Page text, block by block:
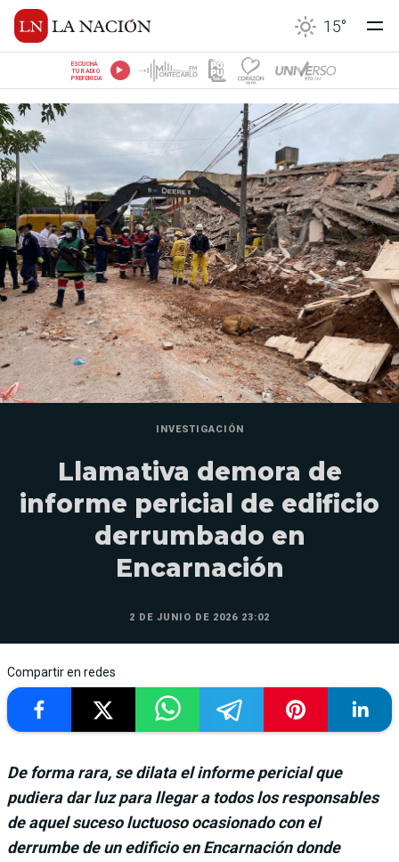
15°
ESCUCHÁ
TU RADIO
PREFERIDA
INVESTIGACIÓN
Llamativa demora de
informe pericial de edificio
derrumbado en
Encarnación
2 DE JUNIO DE 2026 23:02
Compartir en redes
De forma rara, se dilata el informe pericial que
pudiera dar luz para llegar a todos los responsables
de aquel suceso luctuoso ocasionado con el
derrumbe de un edificio en Encarnación donde